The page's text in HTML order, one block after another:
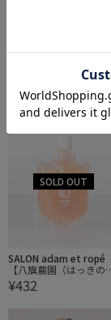
【LA PETITE EPICERIE
（ラ プティット エピス
リー）】バルサミコ酢
ensity1.35
¥2,376
SALON adam et ropé
【八旗農園（はっきの
えん）】片手果物ゼリ
¥432